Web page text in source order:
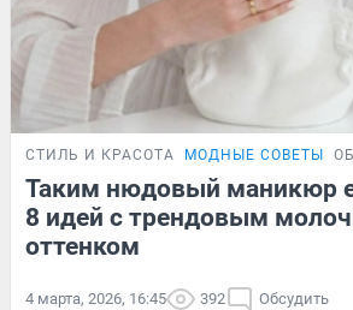
СТИЛЬ И КРАСОТА МОДНЫЕ СОВЕТЫ
Таким нюдовый маникюр
8 идей с трендовым
оттенком
4 марта, 2026, 16:45 392 Обсудить